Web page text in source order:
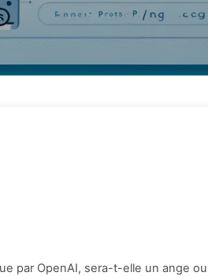
par OpenAI, sera-t-elle un ange